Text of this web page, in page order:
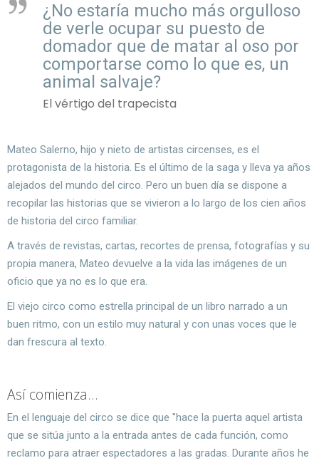
¿No estaría mucho más orgulloso
de verle ocupar su puesto de
domador que de matar al oso por
comportarse como lo que es, un
animal salvaje?
El vértigo del trapecista
Mateo Salerno, hijo y nieto de artistas circenses, es el
protagonista de la historia. Es el último de la saga y lleva ya años
alejados del mundo del circo. Pero un buen día se dispone a
recopilar las historias que se vivieron a lo largo de los cien años
de historia del circo familiar.
A través de revistas, cartas, recortes de prensa, fotografías y su
propia manera, Mateo devuelve a la vida las imágenes de un
oficio que ya no es lo que era.
El viejo circo como estrella principal de un libro narrado a un
buen ritmo, con un estilo muy natural y con unas voces que le
dan frescura al texto.
Así comienza...
En el lenguaje del circo se dice que "hace la puerta aquel artista
que se sitúa junto a la entrada antes de cada función, como
reclamo para atraer espectadores a las gradas. Durante años he